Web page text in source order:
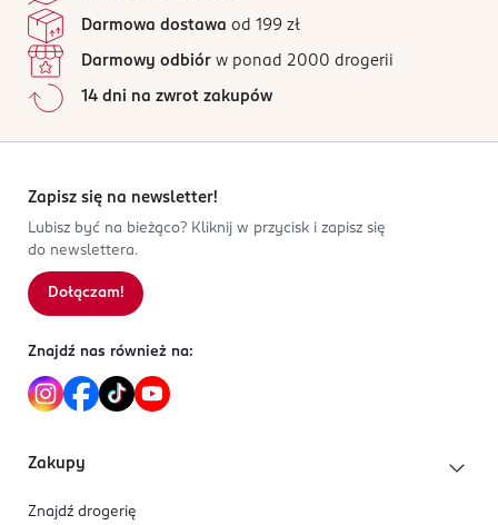
Darmowa dostawa od 199 zł
Darmowy odbiór w ponad 2000 drogerii
14 dni na zwrot zakupów
Zapisz się na newsletter!
Lubisz być na bieżąco? Kliknij w przycisk i zapisz się
do newslettera.
Dołączam!
Znajdź nas również na:
Zakupy
Znajdź drogerię